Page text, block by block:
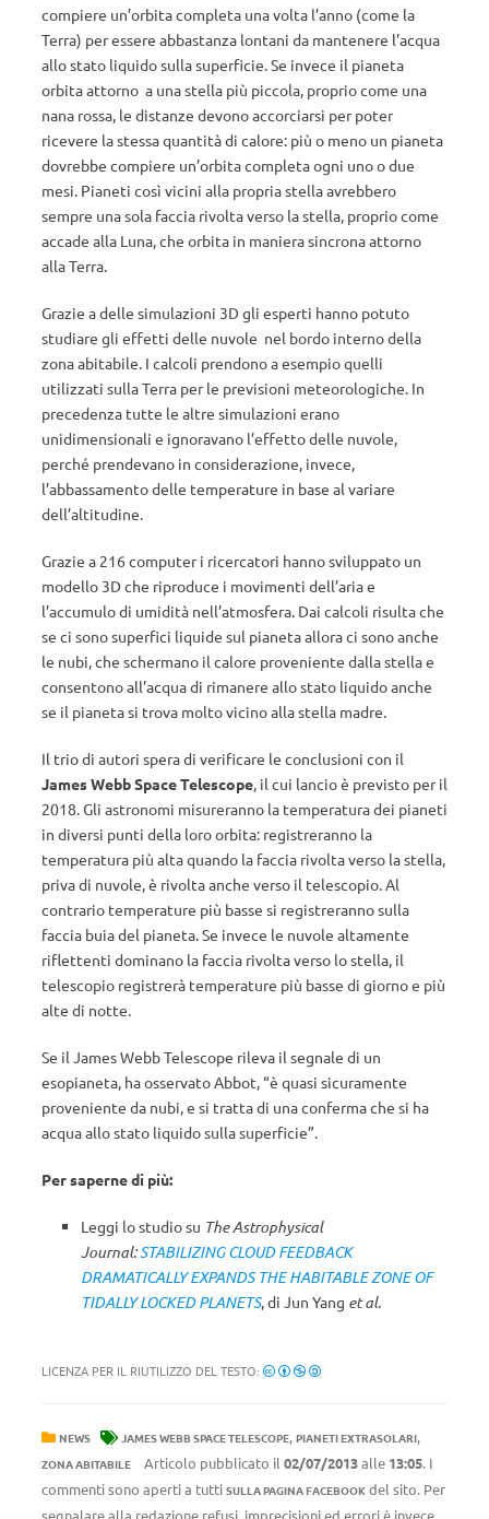
compiere un’orbita completa una volta l’anno (come la
Terra) per essere abbastanza lontani da mantenere l’acqua
allo stato liquido sulla superficie. Se invece il pianeta
orbita attorno a una stella più piccola, proprio come una
nana rossa, le distanze devono accorciarsi per poter
ricevere la stessa quantità di calore: più o meno un pianeta
dovrebbe compiere un’orbita completa ogni uno o due
mesi. Pianeti così vicini alla propria stella avrebbero
sempre una sola faccia rivolta verso la stella, proprio come
accade alla Luna, che orbita in maniera sincrona attorno
alla Terra.
Grazie a delle simulazioni 3D gli esperti hanno potuto
studiare gli effetti delle nuvole nel bordo interno della
zona abitabile. I calcoli prendono a esempio quelli
utilizzati sulla Terra per le previsioni meteorologiche. In
precedenza tutte le altre simulazioni erano
unidimensionali e ignoravano l’effetto delle nuvole,
perché prendevano in considerazione, invece,
l’abbassamento delle temperature in base al variare
dell’altitudine.
Grazie a 216 computer i ricercatori hanno sviluppato un
modello 3D che riproduce i movimenti dell’aria e
l’accumulo di umidità nell’atmosfera. Dai calcoli risulta che
se ci sono superfici liquide sul pianeta allora ci sono anche
le nubi, che schermano il calore proveniente dalla stella e
consentono all’acqua di rimanere allo stato liquido anche
se il pianeta si trova molto vicino alla stella madre.
Il trio di autori spera di verificare le conclusioni con il
James Webb Space Telescope, il cui lancio è previsto per il
2018. Gli astronomi misureranno la temperatura dei pianeti
in diversi punti della loro orbita: registreranno la
temperatura più alta quando la faccia rivolta verso la stella,
priva di nuvole, è rivolta anche verso il telescopio. Al
contrario temperature più basse si registreranno sulla
faccia buia del pianeta. Se invece le nuvole altamente
riflettenti dominano la faccia rivolta verso lo stella, il
telescopio registrerà temperature più basse di giorno e più
alte di notte.
Se il James Webb Telescope rileva il segnale di un
esopianeta, ha osservato Abbot, “è quasi sicuramente
proveniente da nubi, e si tratta di una conferma che si ha
acqua allo stato liquido sulla superficie”.
Per saperne di più:
Leggi lo studio su The Astrophysical
Journal:STABILIZING CLOUD FEEDBACK
DRAMATICALLY EXPANDS THE HABITABLE ZONE OF
TIDALLY LOCKED PLANETS, di Jun Yang et al.
LICENZA PER IL RIUTILIZZO DEL TESTO:
NEWS JAMES WEBB SPACE TELESCOPE, PIANETI EXTRASOLARI,
ZONA ABITABILE Articolo pubblicato il 02/07/2013alle 13:05. I
commenti sono aperti a tutti SULLA PAGINA FACEBOOK del sito. Per
segnalare alla redazione refusi, imprecisioni ed errori è invece